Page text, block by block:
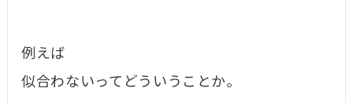
例えば
似合わないってどういうことか。